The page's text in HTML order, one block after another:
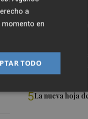
3 Almeida
4València ultima
Velódromo
millones
5La nueva hoja
a
momento en
TODO